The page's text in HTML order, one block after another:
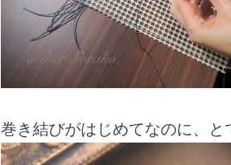
巻き結びがはじめてなのに、